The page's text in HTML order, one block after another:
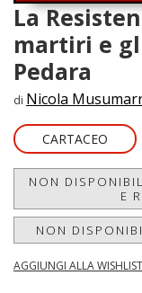
La
martiri e
Pedara
di Nicola
CARTACEO
NON
E
NON
AGGIUNGI ALLA WISHLIST